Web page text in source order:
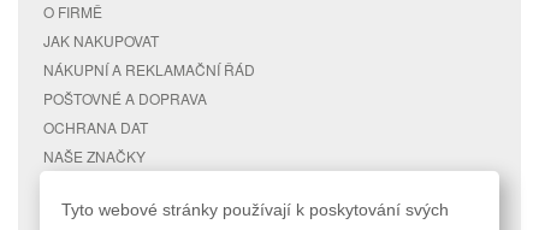
O FIRMĚ
JAK NAKUPOVAT
NÁKUPNÍ A REKLAMAČNÍ ŘÁD
POŠTOVNÉ A DOPRAVA
OCHRANA DAT
NAŠE ZNAČKY
Tyto webové stránky používají k poskytování svých